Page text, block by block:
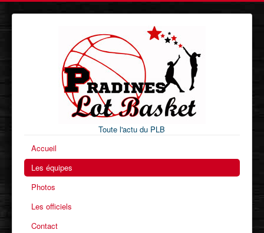
Toute l'actu du PLB
Accueil
Les équipes
Photos
Les officiels
Contact